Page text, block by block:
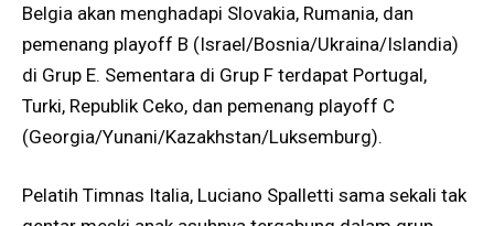
Belgia akan menghadapi Slovakia, Rumania, dan
pemenang playoff B (Israel/Bosnia/Ukraina/Islandia)
di Grup E. Sementara di Grup F terdapat Portugal,
Turki, Republik Ceko, dan pemenang playoff C
(Georgia/Yunani/Kazakhstan/Luksemburg).
Pelatih Timnas Italia, Luciano Spalletti sama sekali tak